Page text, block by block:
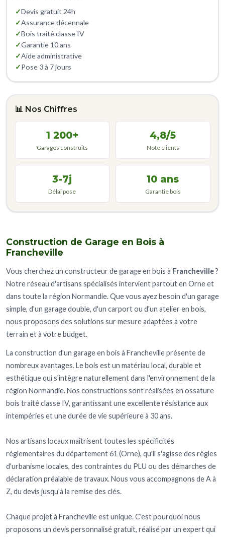
Construction de Garage en Bois à
Francheville
Vous cherchez un constructeur de garage en bois à Francheville?
Notre réseau d'artisans spécialisés intervient partout en Orne et
dans toute la région Normandie. Que vous ayez besoin d'un garage
simple, d'un garage double, d'un carport ou d'un atelier en bois,
nous proposons des solutions sur mesure adaptées à votre
terrain et à votre budget.
La construction d'un garage en bois à Francheville présente de
nombreux avantages. Le bois est un matériau local, durable et
esthétique qui s'intègre naturellement dans l'environnement de la
région Normandie. Nos constructions sont réalisées en ossature
bois traité classe IV, garantissant une excellente résistance aux
intempéries et une durée de vie supérieure à 30 ans.
Nos artisans locaux maîtrisent toutes les spécificités
réglementaires du département 61 (Orne), qu'il s'agisse des règles
d'urbanisme locales, des contraintes du PLU ou des démarches de
déclaration préalable de travaux. Nous vous accompagnons de A à
Z, du devis jusqu'à la remise des clés.
Chaque projet à Francheville est unique. C'est pourquoi nous
proposons un devis personnalisé gratuit, réalisé par un expert qui
✓Devis gratuit 24h
✓Assurance décennale
✓Bois traité classe IV
✓Garantie 10 ans
✓Aide administrative
✓Pose 3 à 7 jours
📊 Nos Chiffres
1 200+
Garages construits
4,8/5
Note clients
3-7j
Délai pose
10 ans
Garantie bois